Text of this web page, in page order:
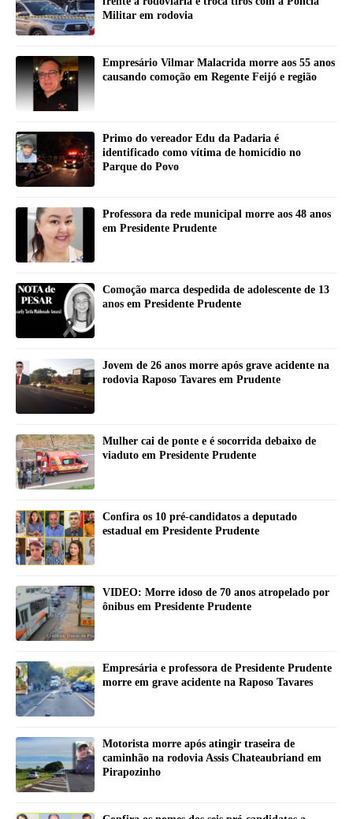
Militar em rodovia
Empresário Vilmar Malacrida morre aos 55 anos
causando comoção em Regente Feijó e região
Primo do vereador Edu da Padaria é
identificado como vítima de homicídio no
Parque do Povo
Professora da rede municipal morre aos 48 anos
em Presidente Prudente
Comoção marca despedida de adolescente de 13
anos em Presidente Prudente
Jovem de 26 anos morre após grave acidente na
rodovia Raposo Tavares em Prudente
Mulher cai de ponte e é socorrida debaixo de
viaduto em Presidente Prudente
Confira os 10 pré-candidatos a deputado
estadual em Presidente Prudente
VIDEO: Morre idoso de 70 anos atropelado por
ônibus em Presidente Prudente
Empresária e professora de Presidente Prudente
morre em grave acidente na Raposo Tavares
Motorista morre após atingir traseira de
caminhão na rodovia Assis Chateaubriand em
Pirapozinho